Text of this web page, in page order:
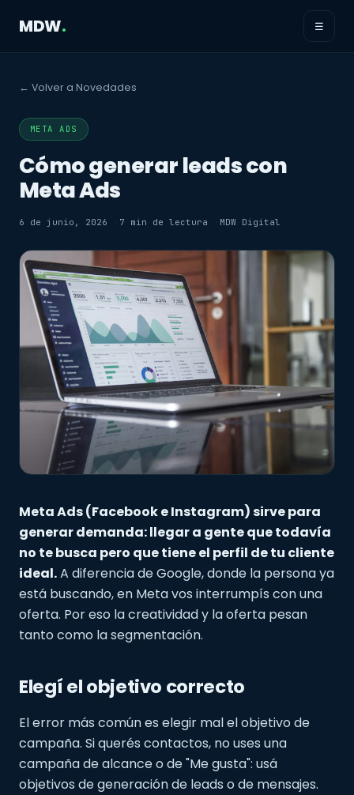
MDW. ☰
← Volver a Novedades
META ADS
Cómo generar leads con
Meta Ads
6 de junio, 2026 7 min de lectura MDW Digital
Meta Ads (Facebook e Instagram) sirve para
generar demanda: llegar a gente que todavía
no te busca pero que tiene el perfil de tu cliente
ideal.A diferencia de Google, donde la persona ya
está buscando, en Meta vos interrumpís con una
oferta. Por eso la creatividad y la oferta pesan
tanto como la segmentación.
Elegí el objetivo correcto
El error más común es elegir mal el objetivo de
campaña. Si querés contactos, no uses una
campaña de alcance o de "Me gusta": usá
objetivos de generación de leads o de mensajes.